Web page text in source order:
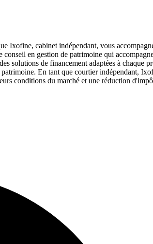
Ixofine, cabinet indépendant, vous
en gestion de patrimoine qui
solutions de financement adaptées à chaque
En tant que courtier indépendant,
conditions du marché et une réduction